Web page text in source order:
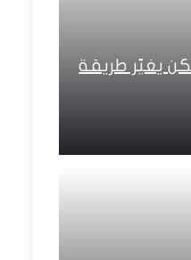
يغيّر طريقة